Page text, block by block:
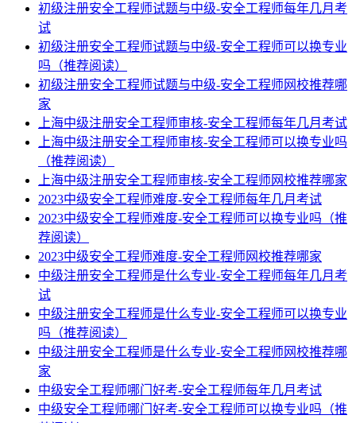
初级注册安全工程师试题与中级-安全工程师每年几月考
试
初级注册安全工程师试题与中级-安全工程师可以换专业
吗（推荐阅读）
初级注册安全工程师试题与中级-安全工程师网校推荐哪
家
上海中级注册安全工程师审核-安全工程师每年几月考试
上海中级注册安全工程师审核-安全工程师可以换专业吗
（推荐阅读）
上海中级注册安全工程师审核-安全工程师网校推荐哪家
2023中级安全工程师难度-安全工程师每年几月考试
2023中级安全工程师难度-安全工程师可以换专业吗（推
荐阅读）
2023中级安全工程师难度-安全工程师网校推荐哪家
中级注册安全工程师是什么专业-安全工程师每年几月考
试
中级注册安全工程师是什么专业-安全工程师可以换专业
吗（推荐阅读）
中级注册安全工程师是什么专业-安全工程师网校推荐哪
家
中级安全工程师哪门好考-安全工程师每年几月考试
中级安全工程师哪门好考-安全工程师可以换专业吗（推